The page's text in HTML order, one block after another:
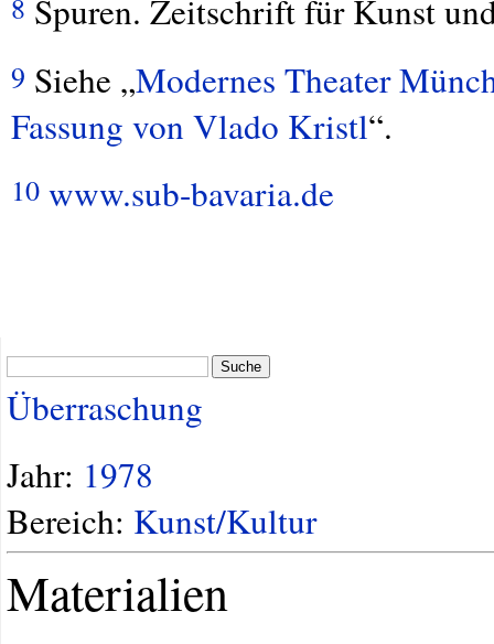
8 Spuren. Zeitschrift für Kunst
9 Siehe „Modernes Theater
Fassung von Vlado Kristl“.
10 www.sub-bavaria.de
Suche
Überraschung
Jahr: 1978
Bereich: Kunst/Kultur
Materialien